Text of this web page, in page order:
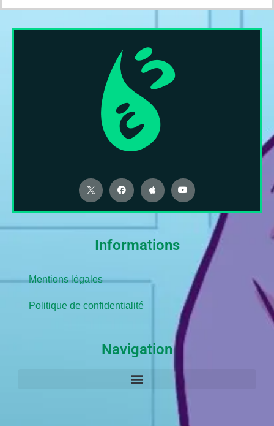
Informations
Mentions légales
Politique de confidentialité
Navigation